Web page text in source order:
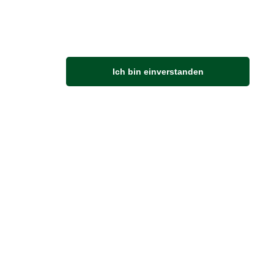
Ich bin einverstanden